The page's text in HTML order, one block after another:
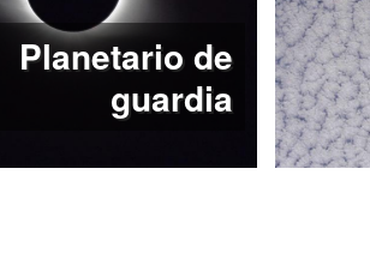
Planetario de
guardia